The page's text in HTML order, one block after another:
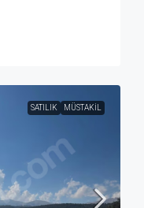
SATILIK MÜSTAKIL